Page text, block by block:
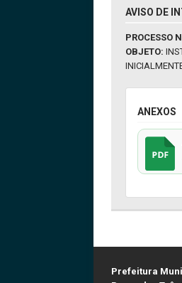
AVISO DE
PROCESSO
OBJETO:
ANEXOS
Prefeitura